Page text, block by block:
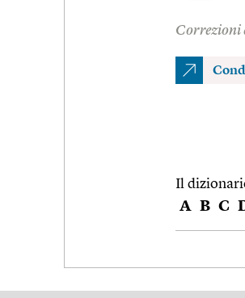
Correzioni
Il
A B C